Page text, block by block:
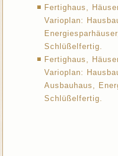
Fertighaus,
Varioplan:
Schlüßelfertig.
Fertighaus,
Varioplan:
Ausbauhaus,
Schlüßelfertig.